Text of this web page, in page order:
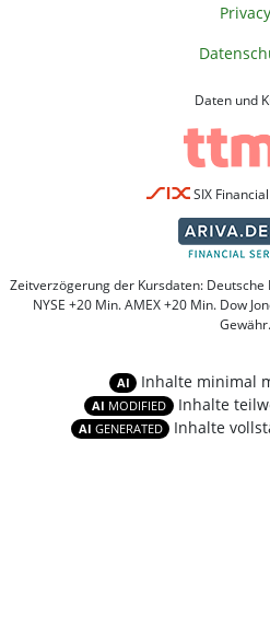
Privacy
Daten und
SIX
Zeitverzögerung der Kursdaten: Deutsche
NYSE +20 Min. AMEX +20 Min. Dow
Gewähr.
AI Inhalte minimal
AI MODIFIED Inhalte
AI GENERATED Inhalte